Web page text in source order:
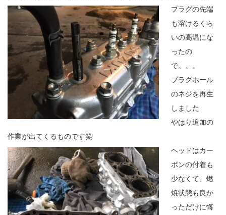
プラグの先端
も溶けるくら
いの高温にな
ったの
で。。。
プラグホール
のネジを再生
しました
やはり追加の
作業が出てくるものです笑
ヘッドはカー
ボンの付着も
少なくて、燃
焼状態も良か
っただけに悔